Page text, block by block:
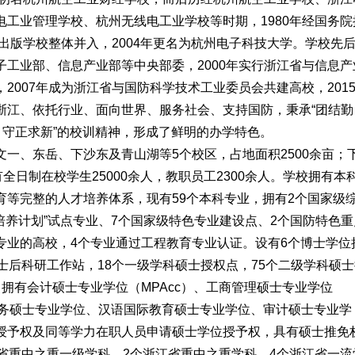
业管理学校、杭州无线电工业学校等时期，1980年经国务院
版学校整体并入，2004年更名为杭州电子科技大学。学校先
业部、信息产业部等中央部委，2000年实行浙江省与信息产
年成为浙江省与国防科学技术工业委员会共建高校，
、依托行业、面向世界、服务社会、支持国防，秉承“团结勤
正求新”的校训精神，形成了鲜明的办学特色。
、东岳、下沙东及青山湖等5个校区，占地面积2500余亩；
日制在校学生25000余人，教职员工2300余人。学校拥有本
完整的人才培养体系，现有59个本科专业，拥有2个国家级
计划”试点专业、7个国家级特色专业建设点、2个国防特色
的高校，4个专业通过工程教育专业认证。设有6个博士学位
后科研工作站，18个一级学科硕士授权点，75个二级学科硕
有会计硕士专业学位（MPAcc）、工商管理硕士专业学位
硕士专业学位、汉语国际教育硕士专业学位、审计硕士专业学
权及同等学力在职人员申请硕士学位授予权，具有硕士推免